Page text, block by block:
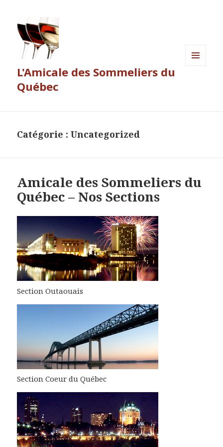
L'Amicale des Sommeliers du
Québec
Catégorie :Uncategorized
Amicale des Sommeliers du
Québec – Nos Sections
Section Outaouais
Section Coeur du Québec